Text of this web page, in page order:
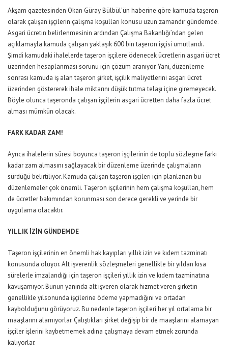
Akşam gazetesinden Okan Güray Bülbül’ün haberine göre kamuda taşeron
olarak çalışan işçilerin çalışma koşulları konusu uzun zamandır gündemde.
Asgari ücretin belirlenmesinin ardından Çalışma Bakanlığı’ndan gelen
açıklamayla kamuda çalışan yaklaşık 600 bin taşeron işçisi umutlandı.
Şimdi kamudaki ihalelerde taşeron işçilere ödenecek ücretlerin asgari ücret
üzerinden hesaplanması sorunu için çözüm aranıyor. Yani, düzenleme
sonrası kamuda iş alan taşeron şirket, işçilik maliyetlerini asgari ücret
üzerinden göstererek ihale miktarını düşük tutma telaşı içine giremeyecek.
Böyle olunca taşeronda çalışan işçilerin asgari ücretten daha fazla ücret
alması mümkün olacak.
FARK KADAR ZAM!
Ayrıca ihalelerin süresi boyunca taşeron işçilerinin de toplu sözleşme farkı
kadar zam almasını sağlayacak bir düzenleme üzerinde çalışmaların
sürdüğü belirtiliyor. Kamuda çalışan taşeron işçileri için planlanan bu
düzenlemeler çok önemli. Taşeron işçilerinin hem çalışma koşulları, hem
de ücretler bakımından korunması son derece gerekli ve yerinde bir
uygulama olacaktır.
YILLIK İZİN GÜNDEMDE
Taşeron işçilerinin en önemli hak kayıpları yıllık izin ve kıdem tazminatı
konusunda oluyor. Alt işverenlik sözleşmeleri genellikle bir yıldan kısa
sürelerle imzalandığı için taşeron işçileri yıllık izin ve kıdem tazminatına
kavuşamıyor. Bunun yanında alt işveren olarak hizmet veren şirketin
genellikle yılsonunda işçilerine ödeme yapmadığını ve ortadan
kaybolduğunu görüyoruz. Bu nedenle taşeron işçileri her yıl ortalama bir
maaşlarını alamıyorlar. Çalıştıkları şirket değişip bir de maaşlarını alamayan
işçiler işlerini kaybetmemek adına çalışmaya devam etmek zorunda
kalıyorlar.